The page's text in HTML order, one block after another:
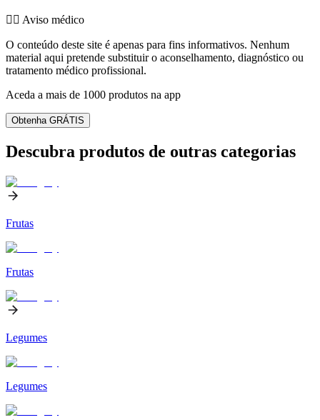
👨‍⚕️️ Aviso médico
O conteúdo deste site é apenas para fins informativos. Nenhum
material aqui pretende substituir o aconselhamento, diagnóstico ou
tratamento médico profissional.
Aceda a mais de 1000 produtos na app
Obtenha GRÁTIS
Descubra produtos de outras categorias
Frutas
Frutas
Legumes
Legumes